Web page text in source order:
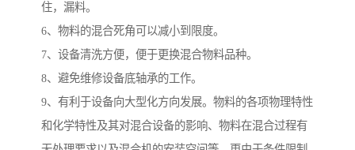
住，漏料。
6、物料的混合死角可以减小到限度。
7、设备清洗方便，便于更换混合物料品种。
8、避免维修设备底轴承的工作。
9、有利于设备向大型化方向发展。物料的各项物理特性
和化学特性及其对混合设备的影响、物料在混合过程有